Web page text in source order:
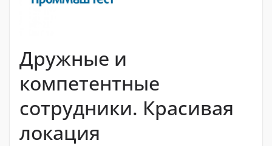
Дружные и
компетентные
сотрудники. Красивая
локация